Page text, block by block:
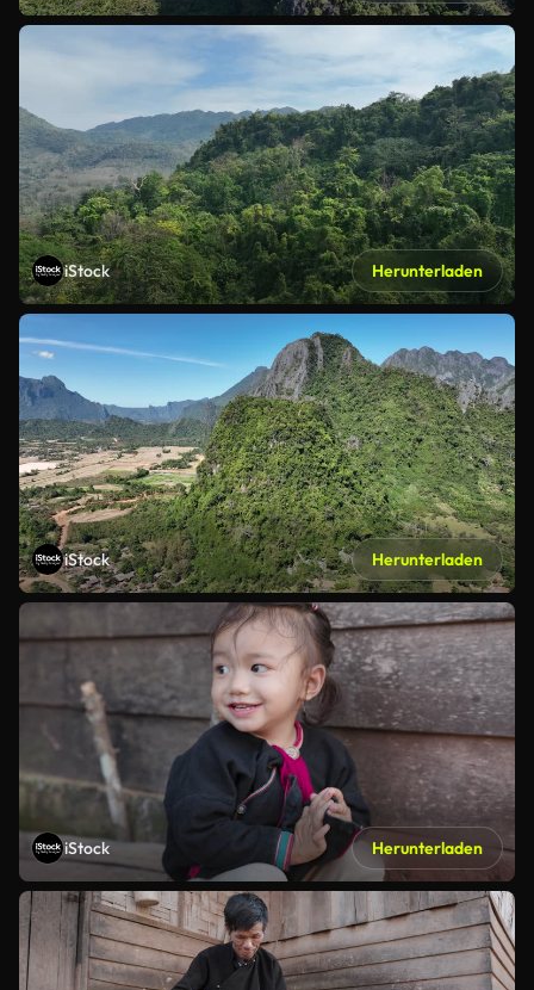
iStock Herunterladen
iStock Herunterladen
iStock Herunterladen